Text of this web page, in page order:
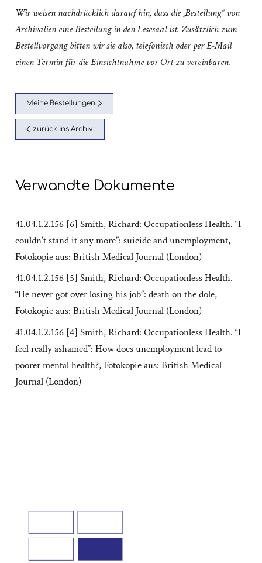
Wir weisen nachdrücklich darauf hin, dass die „Bestellung“ von
Archivalien eine Bestellung in den Lesesaal ist. Zusätzlich zum
Bestellvorgang bitten wir sie also, telefonisch oder per E-Mail
einen Termin für die Einsichtnahme vor Ort zu vereinbaren.
Meine Bestellungen
zurück ins Archiv
Verwandte Dokumente
41.04.1.2.156 [6] Smith, Richard: Occupationless Health. “I
couldn’t stand it any more”: suicide and unemployment,
Fotokopie aus: British Medical Journal (London)
41.04.1.2.156 [5] Smith, Richard: Occupationless Health.
“He never got over losing his job”: death on the dole,
Fotokopie aus: British Medical Journal (London)
41.04.1.2.156 [4] Smith, Richard: Occupationless Health. “I
feel really ashamed”: How does unemployment lead to
poorer mental health?, Fotokopie aus: British Medical
Journal (London)